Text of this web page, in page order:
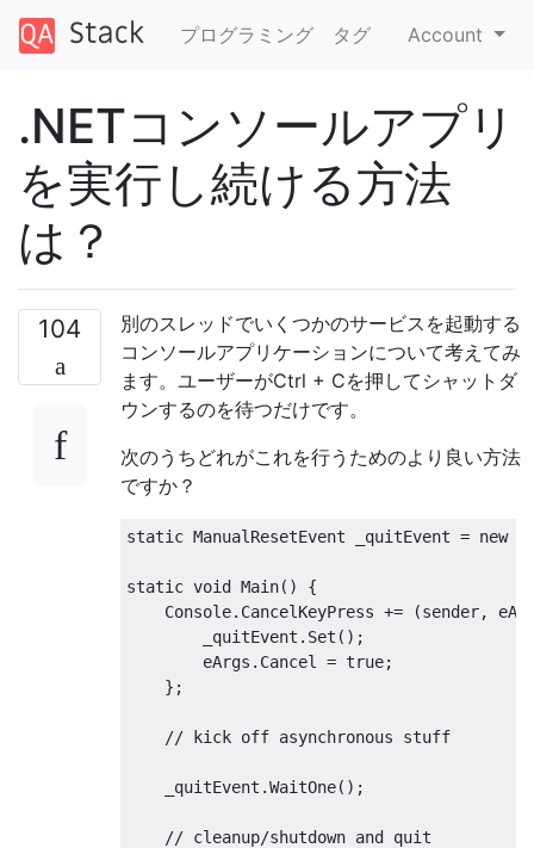
プログラミング タグ Account
.NETコンソールアプリ
を実行し続ける方法
は？
104
別のスレッドでいくつかのサービスを起動する
コンソールアプリケーションについて考えてみ
ます。ユーザーがCtrl + Cを押してシャットダ
ウンするのを待つだけです。
次のうちどれがこれを行うためのより良い方法
ですか？
static ManualResetEvent _quitEvent = new
static void Main()
{
Console. CancelKeyPress += (sender,
        _quitEvent
. Set ();
        eArgs
. Cancel = true;
};
// kick off asynchronous stuff
    _quitEvent
.WaitOne();
// cleanup/shutdown and quit